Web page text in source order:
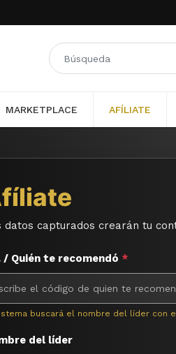
ESTAMOS
MARKETPLACE AFÍLIATE
datos capturados crearán tu
/ Quién te recomendó *
buscará el nombre del líder con
del líder